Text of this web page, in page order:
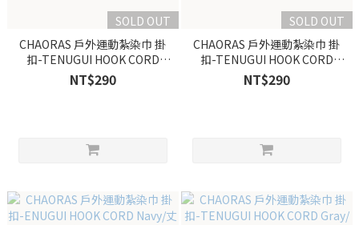
SOLD OUT
CHAORAS 戶外運動紮染巾 掛
扣-TENUGUI HOOK CORD
Purple/紫/87029
NT$290
SOLD OUT
CHAORAS 戶外運動紮染巾 掛
扣-TENUGUI HOOK CORD
Pink/粉/87030
NT$290